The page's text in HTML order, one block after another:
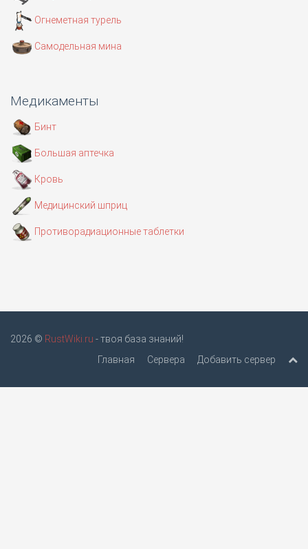
Огнеметная турель
Самодельная мина
Медикаменты
Бинт
Большая аптечка
Кровь
Медицинский шприц
Противорадиационные таблетки
2026 © RustWiki.ru - твоя база знаний!
Главная
Сервера Добавить сервер